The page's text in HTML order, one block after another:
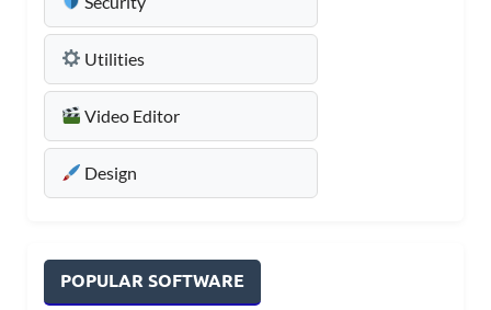
Utilities
Video Editor
Design
POPULAR SOFTWARE